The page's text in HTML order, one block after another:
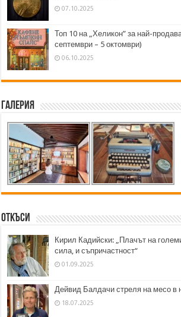
07.10.2025
Топ 10 на „Хеликон” за най-
септември – 5 октомври)
06.10.2025
Галерия
Откъси
Кирил Кадийски: „Плачът на
сила, и съпричастност“
01.09.2025
Дейвид Балдачи стреля на месо в
18.07.2025